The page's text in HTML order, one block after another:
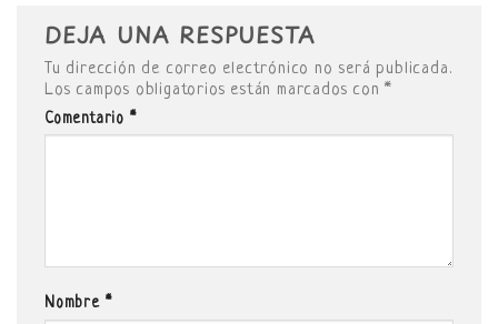
DEJA UNA RESPUESTA
Tu dirección de correo electrónico no será publicada.
Los campos obligatorios están marcados con*
Comentario *
Nombre *